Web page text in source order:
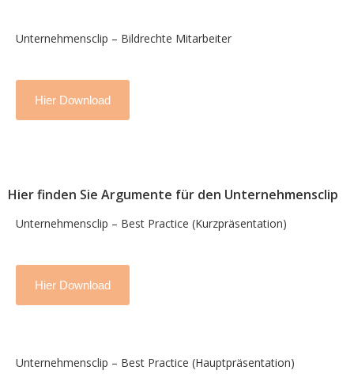
Unternehmensclip – Bildrechte Mitarbeiter
Hier Download
Hier finden Sie Argumente für den Unternehmensclip
Unternehmensclip – Best Practice (Kurzpräsentation)
Hier Download
Unternehmensclip – Best Practice (Hauptpräsentation)